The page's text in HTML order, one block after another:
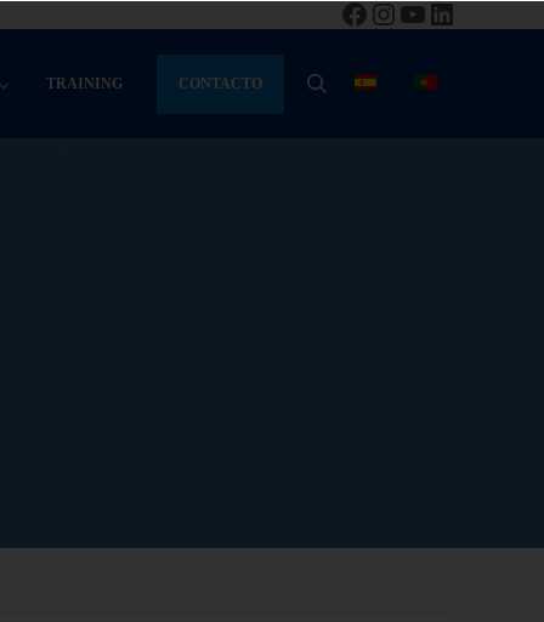
Facebook
Instagram
YouTube
LinkedIn
TRAINING CONTACTO BUSCAR